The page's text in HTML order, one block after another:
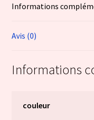
Informations
Avis (0)
Informations
couleur